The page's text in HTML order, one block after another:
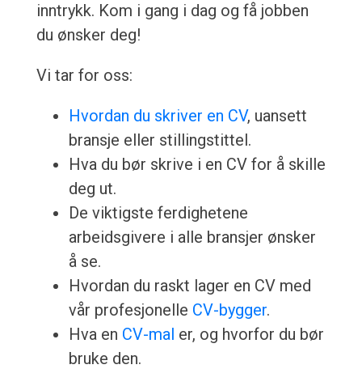
inntrykk. Kom i gang i dag og få jobben
du ønsker deg!
Vi tar for oss:
Hvordan du skriver en CV, uansett
bransje eller stillingstittel.
Hva du bør skrive i en CV for å skille
deg ut.
De viktigste ferdighetene
arbeidsgivere i alle bransjer ønsker
å se.
Hvordan du raskt lager en CV med
vår profesjonelle CV-bygger.
Hva en CV-mal er, og hvorfor du bør
bruke den.